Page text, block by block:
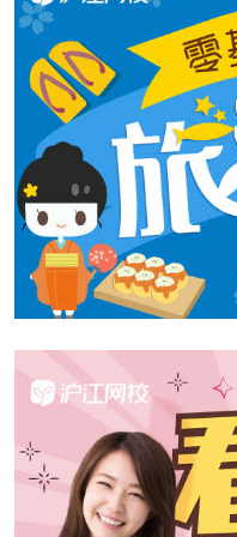
10位 木村拓哉×綾瀬
第10位木村拓哉×绫濑
「名コンビだったか
“因为两人是名组合，
声明：本双语文章的
相关热点：岚arashi